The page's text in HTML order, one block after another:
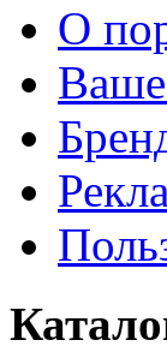
О
Ваше